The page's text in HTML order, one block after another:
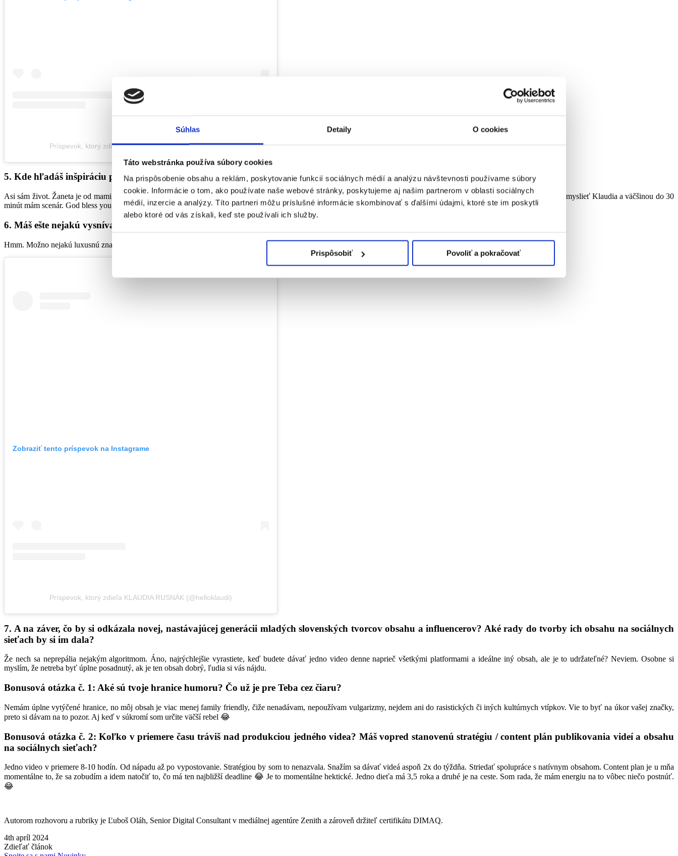
Súhlas Detaily O cookies
Táto webstránka používa súbory cookies
Na prispôsobenie obsahu a reklám, poskytovanie funkcií sociálnych médií a analýzu návštevnosti používame súbory
cookie. Informácie o tom, ako používate naše webové stránky, poskytujeme aj našim partnerom v oblasti sociálnych
médií, inzercie a analýzy. Títo partneri môžu príslušné informácie skombinovať s ďalšími údajmi, ktoré ste im poskytli
alebo ktoré od vás získali, keď ste používali ich služby.
Prispôsobiť Povoliť a pokračovať
Príspevok, ktorý zdieľa KLAUDIA RUSNÁK (@helloklaudi)
5. Kde hľadáš inšpiráciu pre svoj obsah na Instagrame?
Asi sám život. Žaneta je od mami, Milan a Pali od chlapov, ktorých som spoznala za svoj život, ostatné mi napadnú fakt hocikedy. Ja si zoberiem zošit a že poď ideme niečo vymyslieť Klaudia a väčšinou do 30
minút mám scenár. God bless you.
6. Máš ešte nejakú vysnívanú spoluprácu prípadne produkt, ktorý by si rada odprezentovala?
Hmm. Možno nejakú luxusnú značku hodiniek/šperkov/kabeliek. Luxury branding je totižto úplne iný. Pridať humor do týchto komodít by bola výzva.
Zobraziť tento príspevok na Instagrame
Príspevok, ktorý zdieľa KLAUDIA RUSNÁK (@helloklaudi)
7. A na záver, čo by si odkázala novej, nastávajúcej generácii mladých slovenských tvorcov obsahu a influencerov? Aké rady do tvorby ich obsahu na sociálnych
sieťach by si im dala?
Že nech sa neprepália nejakým algoritmom. Áno, najrýchlejšie vyrastiete, keď budete dávať jedno video denne naprieč všetkými platformami a ideálne iný obsah, ale je to udržateľné? Neviem. Osobne si
myslím, že netreba byť úplne posadnutý, ak je ten obsah dobrý, ľudia si vás nájdu.
Bonusová otázka č. 1: Aké sú tvoje hranice humoru? Čo už je pre Teba cez čiaru?
Nemám úplne vytýčené hranice, no môj obsah je viac menej family friendly, čiže nenadávam, nepoužívam vulgarizmy, nejdem ani do rasistických či iných kultúrnych vtípkov. Vie to byť na úkor vašej značky,
preto si dávam na to pozor. Aj keď v súkromí som určite väčší rebel 😂
Bonusová otázka č. 2: Koľko v priemere času tráviš nad produkciou jedného videa? Máš vopred stanovenú stratégiu / content plán publikovania videí a obsahu
na sociálnych sieťach?
Jedno video v priemere 8-10 hodín. Od nápadu až po vypostovanie. Stratégiou by som to nenazvala. Snažím sa dávať videá aspoň 2x do týždňa. Striedať spolupráce s natívnym obsahom. Content plan je u mňa
momentálne to, že sa zobudím a idem natočiť to, čo má ten najbližší deadline 😂 Je to momentálne hektické. Jedno dieťa má 3,5 roka a druhé je na ceste. Som rada, že mám energiu na to vôbec niečo postnúť.
😂
Autorom rozhovoru a rubriky je Ľuboš Oláh, Senior Digital Consultant v mediálnej agentúre Zenith a zároveň držiteľ certifikátu DIMAQ.
4th apríl 2024
Zdieľať článok